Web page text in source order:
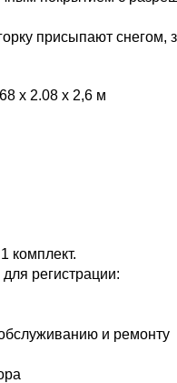
присыпают снегом,
х 2.08 х 2,6 м
комплект.
регистрации:
и ремонту